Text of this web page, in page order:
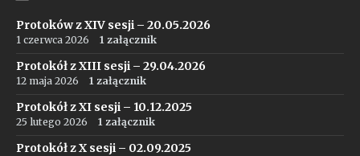
Protoków z XIV sesji – 20.05.2026
1 czerwca 2026 1 załącznik
Protokół z XIII sesji – 29.04.2026
12 maja 2026 1 załącznik
Protokół z XI sesji – 10.12.2025
25 lutego 2026 1 załącznik
Protokół z X sesji – 02.09.2025